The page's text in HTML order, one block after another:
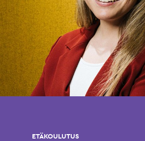
ETÄKOULUTUS